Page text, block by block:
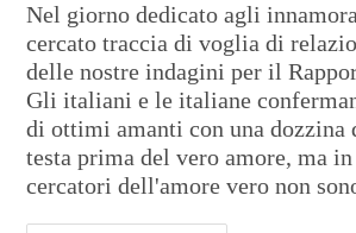
Nel giorno dedicato agli
cercato traccia di voglia di
delle nostre indagini per il
Gli italiani e le italiane
di ottimi amanti con una dozzina
testa prima del vero amore, ma
cercatori dell'amore vero non